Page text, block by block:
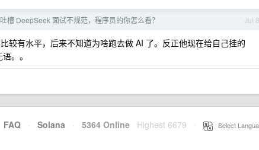
Jul 8
槽 DeepSeek 面试不规范，程序员的你怎么看？
较有水平，后来不知道为啥跑去做 AI 了。反正他现在给自己挂的
。。
FAQ · Solana · 5364 Online Highest 6679 Select